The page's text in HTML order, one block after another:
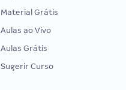
Material Grátis
Aulas ao Vivo
Aulas Grátis
Sugerir Curso